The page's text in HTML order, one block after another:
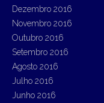
Dezembro 2016
Novembro 2016
Outubro 2016
Setembro 2016
Agosto 2016
Julho 2016
Junho 2016